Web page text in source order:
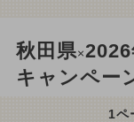
秋田県×
キャンペー
1ペ